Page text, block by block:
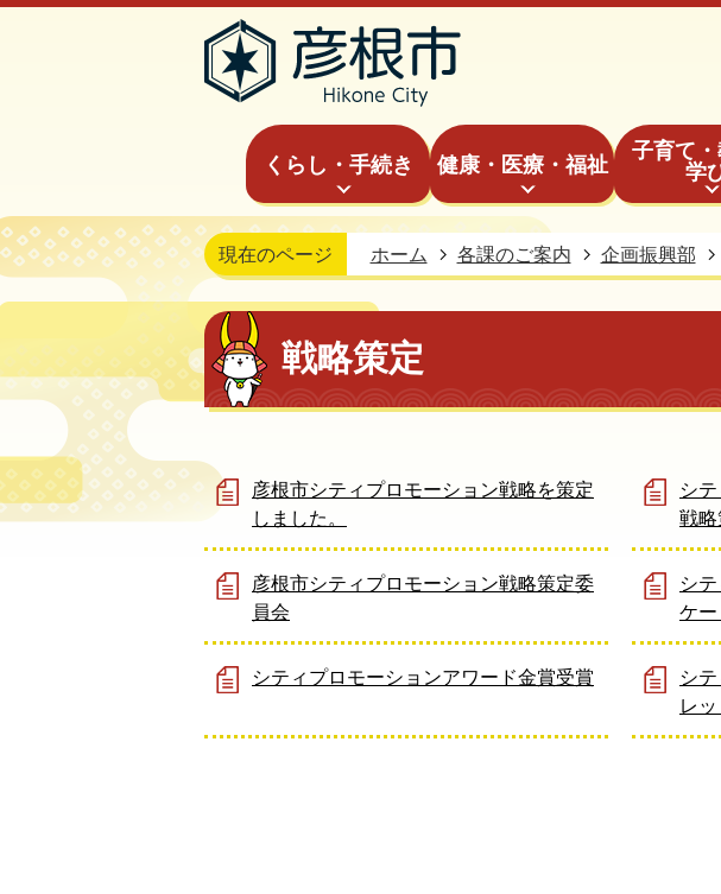
くらし・手続き 健康・医療・福祉
子育て・
学
現在のページ ホーム 各課のご案内 企画振興部
戦略策定
彦根市シティプロモーション戦略を策定
しました。
シ
戦略
彦根市シティプロモーション戦略策定委
員会
シ
ケー
シティプロモーションアワード金賞受賞
シ
レ